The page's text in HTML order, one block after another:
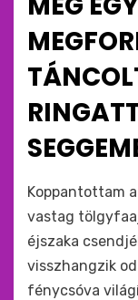
monkey
Koppantottam
vastag
éjszaka
visszhangzik
fénycsóva